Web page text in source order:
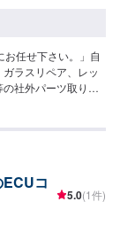
任せ下さい。」自
ラスリペア、レッ
社外パーツ取り付
--------------------------
い。燃料代はお客
日：日曜日、祝日営
ECUコ
5.0(1件)